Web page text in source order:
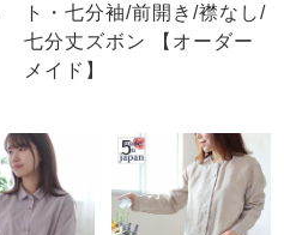
ト・七分袖/前開き/襟なし/
七分丈ズボン 【オーダー
メイド】
5